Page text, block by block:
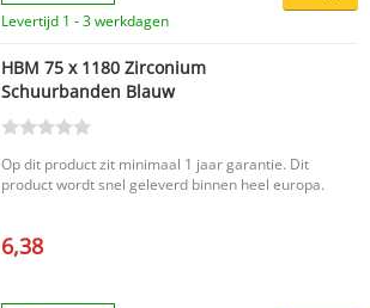
Levertijd 1 - 3 werkdagen
HBM 75 x 1180 Zirconium
Schuurbanden Blauw
Op dit product zit minimaal 1 jaar garantie. Dit
product wordt snel geleverd binnen heel europa.
6,38